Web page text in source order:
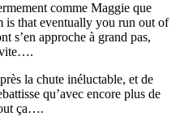
comme Maggie que
is that eventually you run out of
s’en approche à grand pas,
vite….
la chute inéluctable, et de
qu’avec encore plus de
ça….